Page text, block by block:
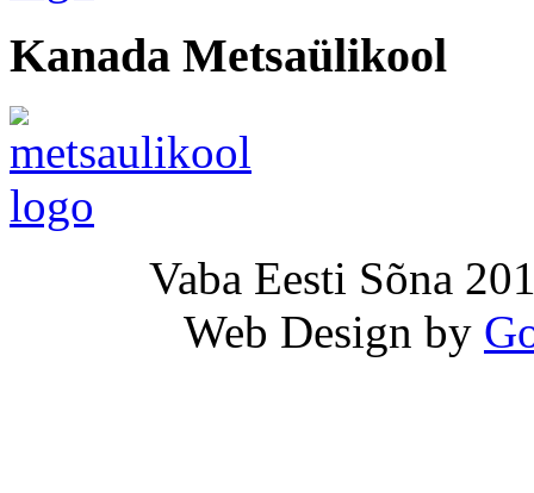
Kanada Metsaülikool
Vaba Eesti Sõna
Web Design by